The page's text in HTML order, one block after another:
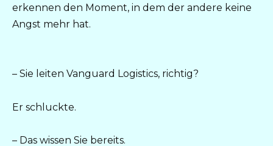
erkennen den Moment, in dem der andere keine
Angst mehr hat.
– Sie leiten Vanguard Logistics, richtig?
Er schluckte.
– Das wissen Sie bereits.